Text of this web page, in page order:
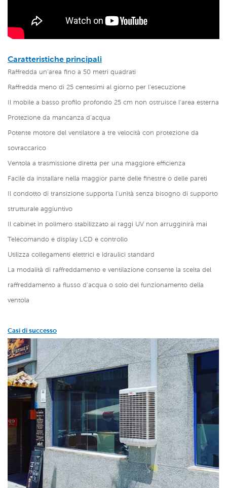
Caratteristiche principali
Raffredda un'area fino a 50 metri quadrati
Raffredda meno di 25 centesimi al giorno per l'esecuzione
Il mobile a basso profilo profondo 25 cm non ostruisce l'area esterna
Protezione da mancanza d'acqua
Potente motore del ventilatore a tre velocità con protezione da
sovraccarico
Ventola a trasmissione diretta per una maggiore efficienza
Facile da installare nella maggior parte delle finestre o delle pareti
Il condotto di transizione supporta l'unità senza bisogno di supporto
strutturale aggiuntivo
Il cabinet in polimero stabilizzato ai raggi UV non arrugginirà mai
Telecomando e display LCD e controllo
Utilizza collegamenti elettrici e idraulici standard
La modalità di raffreddamento e ventilazione consente la scelta del
raffreddamento a flusso d'acqua o solo del funzionamento della
ventola
Casi di successo